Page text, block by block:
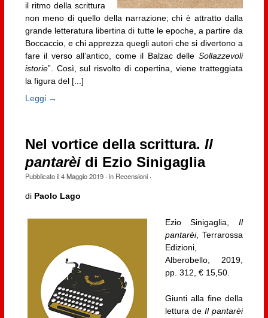
il ritmo della scrittura
non meno di quello della narrazione; chi è attratto dalla
grande letteratura libertina di tutte le epoche, a partire da
Boccaccio, e chi apprezza quegli autori che si divertono a
fare il verso all’antico, come il Balzac delle Sollazzevoli
istorie”. Così, sul risvolto di copertina, viene tratteggiata
la figura del [...]
Leggi →
Nel vortice della scrittura. Il
pantarèidi Ezio Sinigaglia
Pubblicato il4 Maggio 2019· in Recensioni·
di Paolo Lago
Ezio Sinigaglia, Il
pantarèi, Terrarossa
Edizioni,
Alberobello, 2019,
pp. 312, € 15,50.
Giunti alla fine della
lettura de Il pantarèi